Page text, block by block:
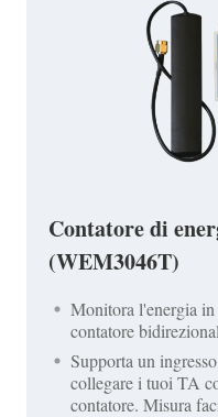
Contatore di
(WEM3046T)
Monitora l'energia
contatore
Supporta un
collegare i tuoi TA
contatore. Misura